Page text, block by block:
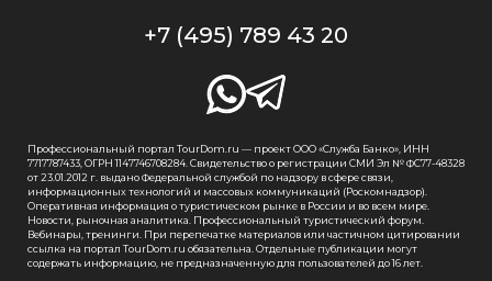
+7 (495) 789 43 20
Профессиональный портал TourDom.ru — проект ООО «Служба Банко», ИНН
7717787433, ОГРН 1147746708284. Свидетельство о регистрации СМИ Эл № ФС77-48328
от 23.01.2012 г. выдано Федеральной службой по надзору в сфере связи,
информационных технологий и массовых коммуникаций (Роскомнадзор).
Оперативная информация о туристическом рынке в России и во всем мире.
Новости, рыночная аналитика. Профессиональный туристический форум.
Вебинары, тренинги. При перепечатке материалов или частичном цитировании
ссылка на портал TourDom.ru обязательна. Отдельные публикации могут
содержать информацию, не предназначенную для пользователей до 16 лет.